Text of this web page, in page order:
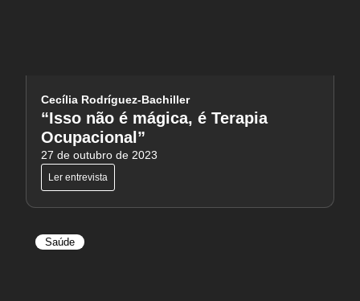
Cecília Rodríguez-Bachiller
“Isso não é mágica, é Terapia
Ocupacional”
27 de outubro de 2023
Ler entrevista
Saúde